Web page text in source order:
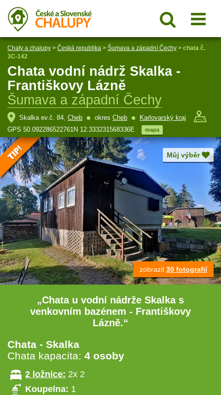
Chaty a chalupy > Česká republika > Šumava a západní Čechy > chata č.
3C-142
Chata vodní nádrž Skalka -
Františkovy Lázně
Šumava a západní Čechy
Skalka ev.č. 84, Cheb okres Cheb
Karlovarský kraj
GPS 50.092286522761N 12.333231568336E
mapa
Můj výběr
zobrazit 30 fotografií
„Chata u vodní nádrže Skalka s
venkovním bazénem - Františkovy
Lázně.“
Chata - Skalka
Chata kapacita: 4 osoby
2 ložnice: 2x 2
Koupelna: 1